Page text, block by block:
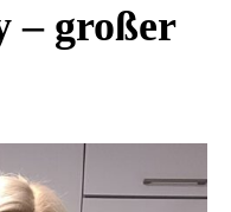
– großer